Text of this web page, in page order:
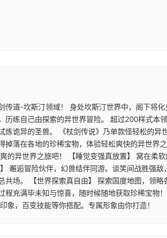
传道-坎斯汀领域！ 身处坎斯汀世界中，阁下将
历练自己由探索的异世界冒险。 超过200样式
炼诡异的圣兽。 《杖剑传说》乃单款怪轻松的
掉落在各地的珍稀宝物，体验轻松爽快的异世
的异世界之旅吧！ 【睡觉变强真放置】 窝在柔
邂逅冒险伙伴，幻兽结伴同游。谈笑间战胜强
共场。 【世界探索真自由】 探索国度地图，领
程充满毕未知与惊喜，随时候随地获取珍稀宝
象，百变技能等你搭配。专属形象由你打造！